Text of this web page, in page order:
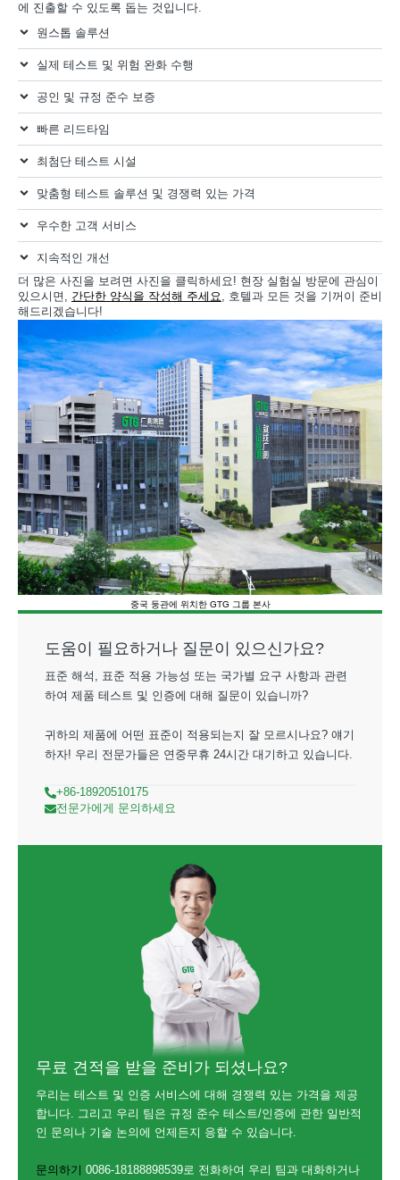
에 진출할 수 있도록 돕는 것입니다.
원스톱 솔루션
실제 테스트 및 위험 완화 수행
공인 및 규정 준수 보증
빠른 리드타임
최첨단 테스트 시설
맞춤형 테스트 솔루션 및 경쟁력 있는 가격
우수한 고객 서비스
지속적인 개선
더 많은 사진을 보려면 사진을 클릭하세요! 현장 실험실 방문에 관심이
있으시면, 간단한 양식을 작성해 주세요, 호텔과 모든 것을 기꺼이 준비
해드리겠습니다!
중국 둥관에 위치한 GTG 그룹 본사
도움이 필요하거나 질문이 있으신가요?
표준 해석, 표준 적용 가능성 또는 국가별 요구 사항과 관련
하여 제품 테스트 및 인증에 대해 질문이 있습니까?
귀하의 제품에 어떤 표준이 적용되는지 잘 모르시나요? 얘기
하자! 우리 전문가들은 연중무휴 24시간 대기하고 있습니다.
+86-18920510175
전문가에게 문의하세요
무료 견적을 받을 준비가 되셨나요?
우리는 테스트 및 인증 서비스에 대해 경쟁력 있는 가격을 제공
합니다. 그리고 우리 팀은 규정 준수 테스트/인증에 관한 일반적
인 문의나 기술 논의에 언제든지 응할 수 있습니다.
문의하기 0086-18188898539로 전화하여 우리 팀과 대화하거나